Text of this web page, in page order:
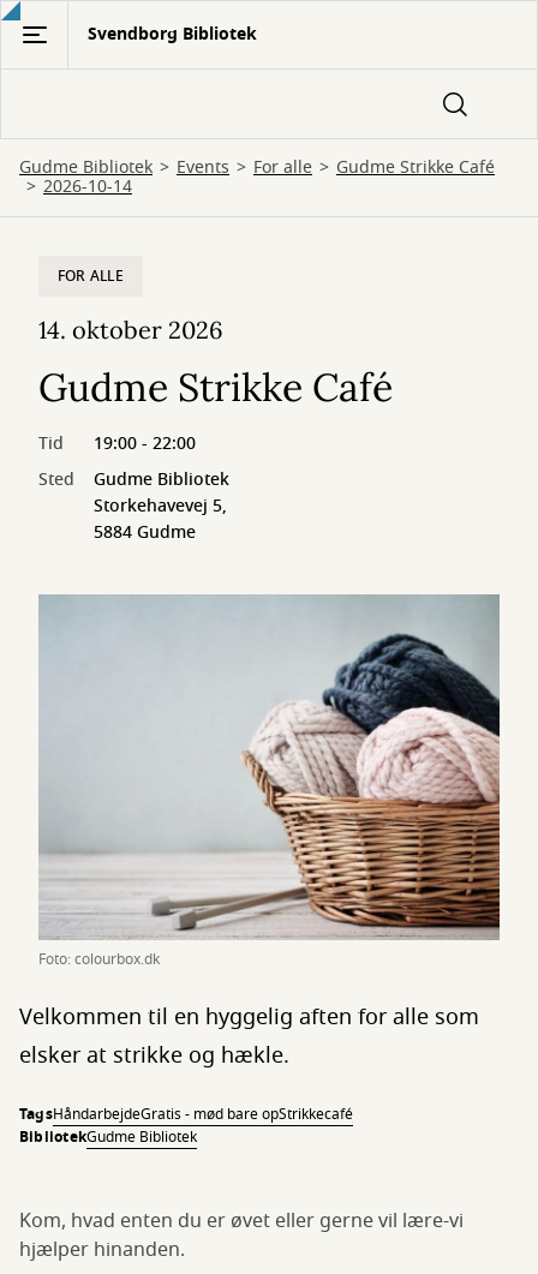
Gå
hovedindhold
Svendborg Bibliotek
Gudme Bibliotek Events For alle Gudme Strikke Café
2026-10-14
Foto: colourbox.dk
FOR ALLE
14. oktober 2026
Gudme Strikke Café
Tid
19:00 - 22:00
Sted
Gudme Bibliotek
Storkehavevej 5,
5884 Gudme
Velkommen til en hyggelig aften for alle som
elsker at strikke og hækle.
TagsHåndarbejdeGratis - mød bare opStrikkecafé
BibliotekGudme Bibliotek
Kom, hvad enten du er øvet eller gerne vil lære-vi
hjælper hinanden.